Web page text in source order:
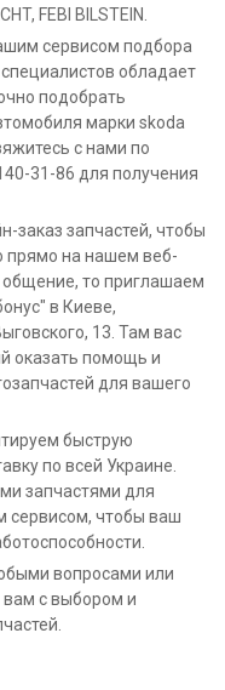
FEBI BILSTEIN.
сервисом подбора
обладает
подобрать
марки skoda
с нами по
31-86 для получения
заказ запчастей, чтобы
прямо на нашем веб-
общение, то приглашаем
в Киеве,
13. Там вас
оказать помощь и
для вашего
быструю
по всей Украине.
запчастями для
сервисом, чтобы ваш
вопросами или
с выбором и